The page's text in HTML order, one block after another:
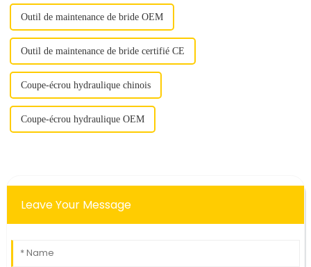
Outil de maintenance de bride OEM
Outil de maintenance de bride certifié CE
Coupe-écrou hydraulique chinois
Coupe-écrou hydraulique OEM
Leave Your Message